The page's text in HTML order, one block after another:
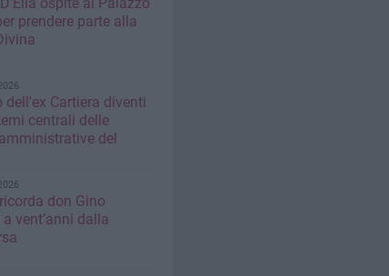
prendere parte alla
dell'ex Cartiera diventi
centrali delle
del
don Gino
vent’anni dalla